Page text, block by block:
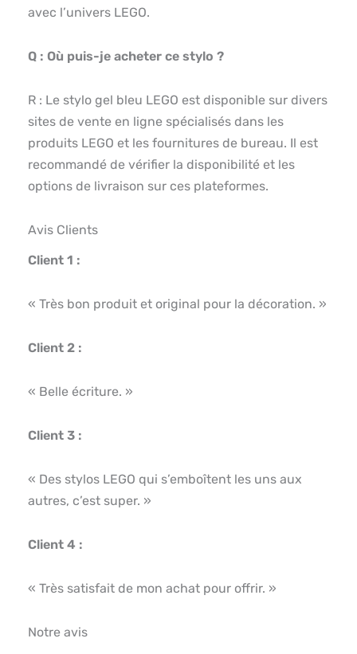
avec l’univers LEGO.
Q : Où puis-je acheter ce stylo ?
R : Le stylo gel bleu LEGO est disponible sur divers
sites de vente en ligne spécialisés dans les
produits LEGO et les fournitures de bureau. Il est
recommandé de vérifier la disponibilité et les
options de livraison sur ces plateformes.
Avis Clients
Client 1 :
« Très bon produit et original pour la décoration. »
Client 2 :
« Belle écriture. »
Client 3 :
« Des stylos LEGO qui s’emboîtent les uns aux
autres, c’est super. »
Client 4 :
« Très satisfait de mon achat pour offrir. »
Notre avis